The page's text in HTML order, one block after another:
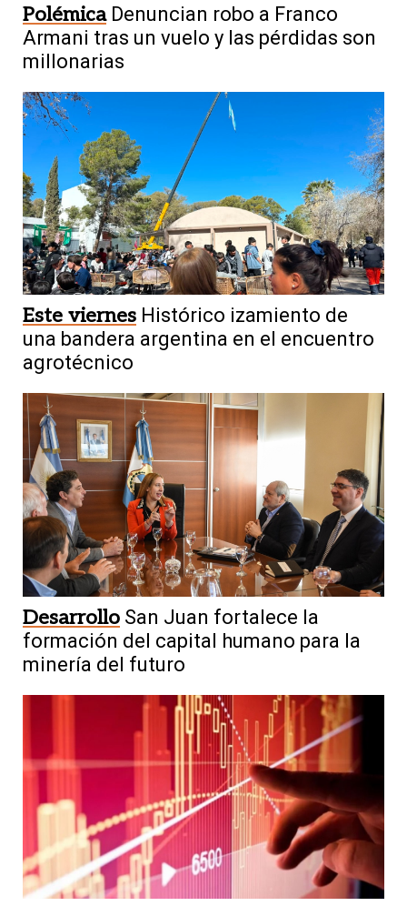
Polémica Denuncian robo a Franco
Armani tras un vuelo y las pérdidas son
millonarias
Este viernes Histórico izamiento de
una bandera argentina en el encuentro
agrotécnico
Desarrollo San Juan fortalece la
formación del capital humano para la
minería del futuro